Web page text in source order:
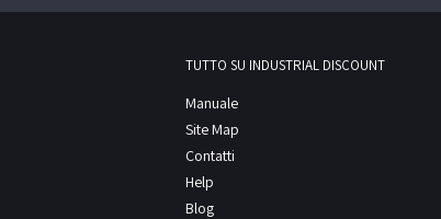
TUTTO SU INDUSTRIAL DISCOUNT
Manuale
Site Map
Contatti
Help
Blog